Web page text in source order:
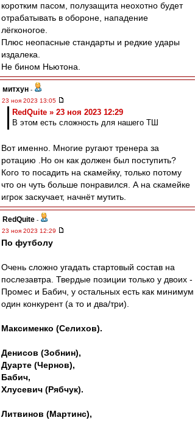
коротким пасом, полузащита неохотно будет
отрабатывать в обороне, нападение
лёгконогое.
Плюс неопасные стандарты и редкие удары
издалека.
Не бином Ньютона.
митхун -
23 ноя 2023 13:05
RedQuite » 23 ноя 2023 12:29
В этом есть сложность для нашего ТШ
Вот именно. Многие ругают тренера за
ротацию .Но он как должен был поступить?
Кого то посадить на скамейку, только потому
что он чуть больше понравился. А на скамейке
игрок заскучает, начнёт мутить.
RedQuite -
23 ноя 2023 12:29
По футболу
Очень сложно угадать стартовый состав на
послезавтра. Твердые позиции только у двоих -
Промес и Бабич, у остальных есть как минимум
один конкурент (а то и два/три).
Максименко (Селихов).
Денисов (Зобнин),
Дуарте (Чернов),
Бабич,
Хлусевич (Рябчук).
Литвинов (Мартинс),